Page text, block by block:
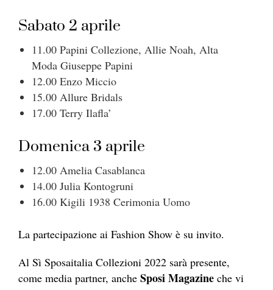
Sabato 2 aprile
11.00 Papini Collezione, Allie Noah, Alta
Moda Giuseppe Papini
12.00 Enzo Miccio
15.00 Allure Bridals
17.00 Terry Ilafla’
Domenica 3 aprile
12.00 Amelia Casablanca
14.00 Julia Kontogruni
16.00 Kigili 1938 Cerimonia Uomo
La partecipazione ai Fashion Show è su invito.
Al Sì Sposaitalia Collezioni 2022 sarà presente,
come media partner, anche Sposi Magazine che vi